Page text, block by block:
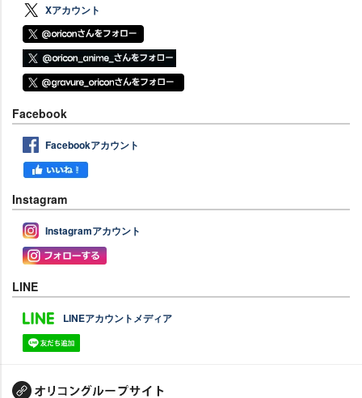
Xアカウント
Facebook
Facebookアカウント
Instagram
Instagramアカウント
LINE
LINEアカウントメディア